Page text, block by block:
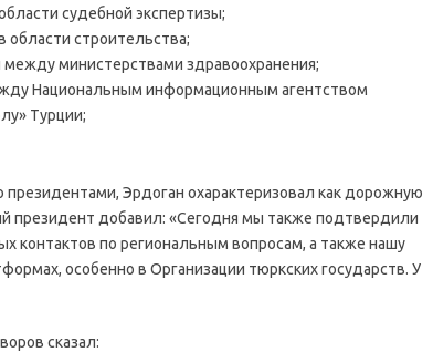
судебной экспертизы;
строительства;
министерствами здравоохранения;
Национальным информационным агентством
Турции;
Эрдоган охарактеризовал как дорожную
президент добавил: «Сегодня мы также подтвердили
контактов по региональным вопросам, а также нашу
особенно в Организации тюркских государств. У
сказал: